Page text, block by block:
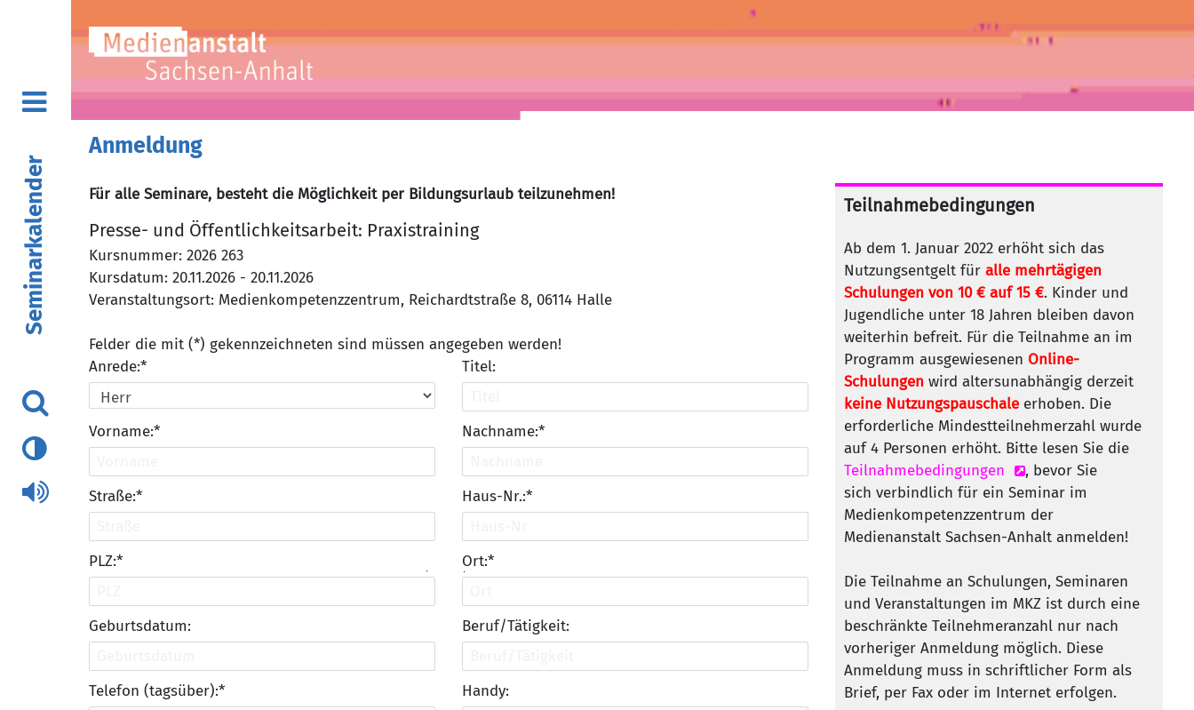
Seminarkalender
Anmeldung
Für alle Seminare, besteht die Möglichkeit per Bildungsurlaub teilzunehmen!
Presse- und Öffentlichkeitsarbeit: Praxistraining
Kursnummer: 2026 263
Kursdatum: 20.11.2026 - 20.11.2026
Veranstaltungsort: Medienkompetenzzentrum, Reichardtstraße 8, 06114 Halle
Felder die mit (*) gekennzeichneten sind müssen angegeben werden!
Anrede:*
Titel:
Vorname:* Nachname:*
Straße:* Haus-Nr.:*
PLZ:* Ort:*
Geburtsdatum: Beruf/Tätigkeit:
Telefon (tagsüber):* Handy:
Teilnahmebedingungen
Ab dem 1. Januar 2022 erhöht sich das
Nutzungsentgelt füralle mehrtägigen
Schulungen von 10 € auf 15 €. Kinder und
Jugendliche unter 18 Jahren bleiben davon
weiterhin befreit. Für die Teilnahme an im
Programm ausgewiesenen Online-
Schulungen wird altersunabhängig derzeit
keine Nutzungspauschale erhoben. Die
erforderliche Mindestteilnehmerzahl wurde
auf 4 Personen erhöht. Bitte lesen Sie die
Teilnahmebedingungen
, bevor Sie
sich verbindlich für ein Seminar im
Medienkompetenzzentrum der
Medienanstalt Sachsen-Anhalt anmelden!
Die Teilnahme an Schulungen, Seminaren
und Veranstaltungen im MKZ ist durch eine
beschränkte Teilnehmeranzahl nur nach
vorheriger Anmeldung möglich. Diese
Anmeldung muss in schriftlicher Form als
Brief, per Fax oder im Internet erfolgen.